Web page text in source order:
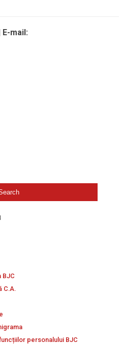
mail:
BJC
C.A.
personalului BJC